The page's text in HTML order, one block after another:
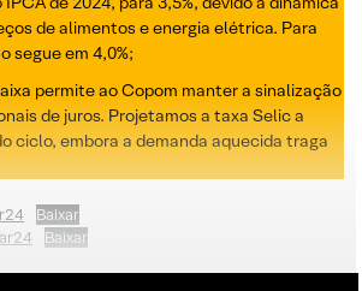
de alimentos e energia elétrica. Para
segue em 4,0%;
permite ao Copom manter a sinalização
de juros. Projetamos a taxa Selic a
ciclo, embora a demanda aquecida traga
Baixar
Baixar